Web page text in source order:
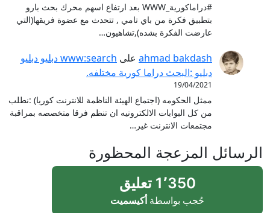
#دراماكورية_WWW بعد ارتفاع اسهم محرك بحث بارو
بتطبيق فكرة من باي تامي , تتحدث مع عضوة فريقها(التي
عارضت الفكرة بشده),تشاهيون…
ahmad bakdash على
www:search دبليو دبليو
دبليو :البحث دراما كورية مختلفه.
19/04/2021
ممثل الحكومه (اجتماع الهيئة الناظمة للانترنت كوريا) :نطلب
من كل البوابات الالكترونيه ان تنظم فرقا متخصصه بمراقبة
مجتمعات الانترنت غير…
الرسائل المزعجة المحظورة
1٬350 تعليق
حُجب بواسطة أكيسميت